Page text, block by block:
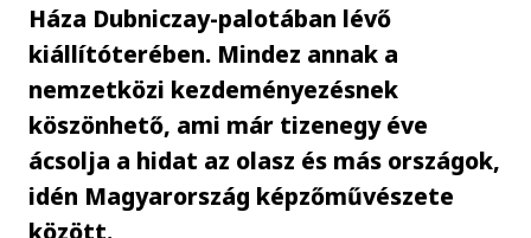
Háza Dubniczay-palotában lévő
kiállítóterében. Mindez annak a
nemzetközi kezdeményezésnek
köszönhető, ami már tizenegy éve
ácsolja a hidat az olasz és más országok,
idén Magyarország képzőművészete
között.